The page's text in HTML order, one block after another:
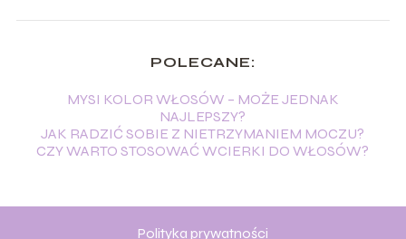
POLECANE:
MYSI KOLOR WŁOSÓW – MOŻE JEDNAK
NAJLEPSZY?
JAK RADZIĆ SOBIE Z NIETRZYMANIEM MOCZU?
CZY WARTO STOSOWAĆ WCIERKI DO WŁOSÓW?
Polityka prywatności